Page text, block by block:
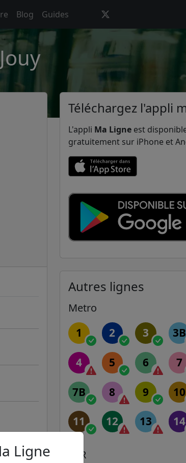
Blog Guides
Téléchargez l'appli
L'appli Ma Ligne est
gratuitement sur iPhone et
Autres lignes
Metro
1 2 3 3B
4 5 6 7
7B 8 9 10
11 12 13 14
RER
Ligne